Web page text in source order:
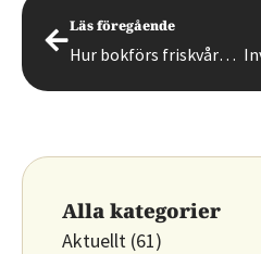
Läs föregående
Hur bokförs friskvårdsbidrag?
Alla kategorier
Aktuellt (61)